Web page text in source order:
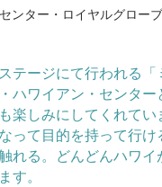
ンター・ロイヤルグロー
テージにて行われる「
ハワイアン・センター
楽しみにしてくれてい
て目的を持って行け
れる。どんどんハワイ
す。